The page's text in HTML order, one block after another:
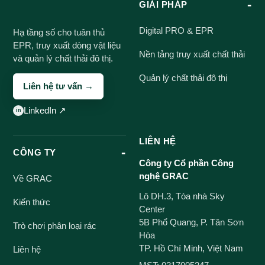
Hạ tầng số cho tuân thủ
EPR, truy xuất dòng vật liệu
và quản lý chất thải đô thị.
Liên hệ tư vấn →
LinkedIn ↗
GIẢI PHÁP
Digital PRO & EPR
Nền tảng truy xuất chất thải
Quản lý chất thải đô thị
CÔNG TY
Về GRAC
Kiến thức
Trò chơi phân loại rác
Liên hệ
LIÊN HỆ
Công ty Cổ phần Công
nghệ GRAC
Lô DH.3, Tòa nhà Sky
Center
5B Phổ Quang, P. Tân Sơn
Hòa
TP. Hồ Chí Minh, Việt Nam